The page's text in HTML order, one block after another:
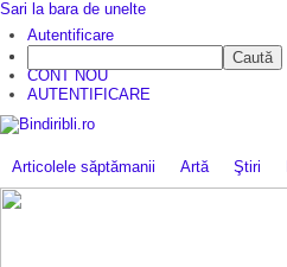
CONT NOU
AUTENTIFICARE
Articolele săptămanii Artă Ştiri
Sari la bara de unelte
Autentificare
Caută